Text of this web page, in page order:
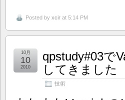
Posted by xcir at 5:14 PM
qpstudy#03で
してきました
技術
10月
10
2010